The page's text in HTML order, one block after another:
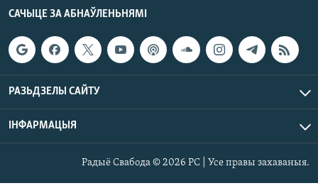
САЧЫЦЕ ЗА АБНАЎЛЕНЬНЯМІ
РАЗЬДЗЕЛЫ САЙТУ
ІНФАРМАЦЫЯ
Радыё Свабода © 2026 РС | Усе правы захаваныя.